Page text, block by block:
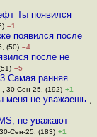
Ты появился
–1
появился после
(50) –4
после не
–5
Самая ранняя
, 30-Сен-25, (192) +1
меня не уважаешь ,
не уважают
Сен-25, (183) +1